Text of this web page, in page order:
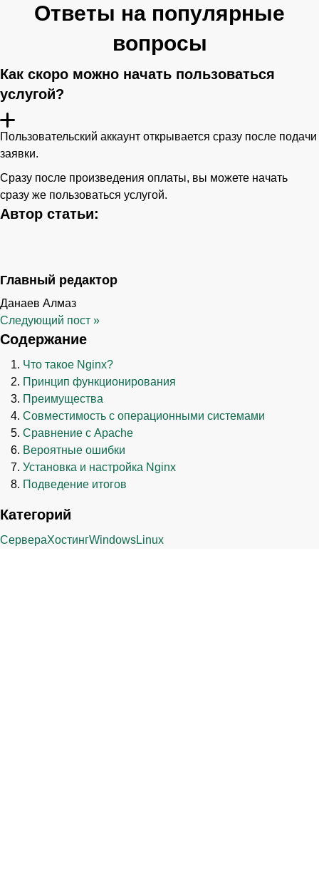
Ответы на популярные
вопросы
Как скоро можно начать пользоваться
услугой?
Пользовательский аккаунт открывается сразу после подачи
заявки.
Сразу после произведения оплаты, вы можете начать
сразу же пользоваться услугой.
Автор статьи:
Главный редактор
Данаев Алмаз
Следующий пост »
Содержание
Что такое Nginx?
Принцип функционирования
Преимущества
Совместимость с операционными системами
Сравнение с Apache
Вероятные ошибки
Установка и настройка Nginx
Подведение итогов
Категорий
СервераХостингWindowsLinux